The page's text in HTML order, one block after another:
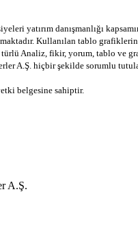
yatırım danışmanlığı
Kullanılan tablo
türlü Analiz, fikir, yorum, tablo ve
A.Ş. hiçbir şekilde sorumlu
belgesine sahiptir.
A.Ş.